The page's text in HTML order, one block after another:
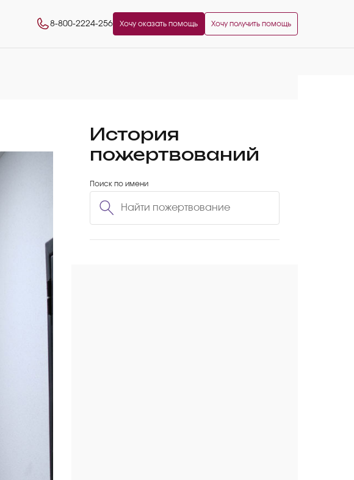
8-800-2224-256 Хочу оказать помощь Хочу получить помощь
История
пожертвований
Поиск по имени